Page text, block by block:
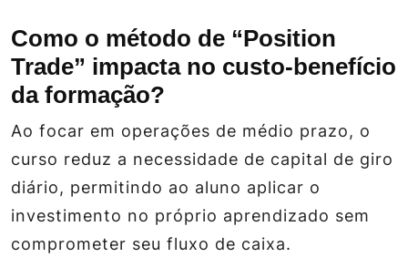
Como o método de “Position
Trade” impacta no custo‑benefício
da formação?
Ao focar em operações de médio prazo, o
curso reduz a necessidade de capital de giro
diário, permitindo ao aluno aplicar o
investimento no próprio aprendizado sem
comprometer seu fluxo de caixa.